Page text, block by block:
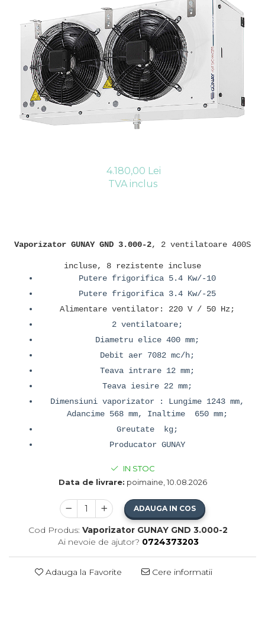
REZISTENTE SILICONICE
Uleiuri
Ventilatoare
Ventilatoare EbmPapst
Ventilatoare WEIGUANG
Ventilatoare turbina
VENTILATOARE AXIALE
Compresoare Cubigel R404a
Compresoare Jiaxipera
4.180,00 Lei
TVA inclus
Vaporizator GUNAY GND 3.000-2, 2 ventilatoare 400S
incluse, 8 rezistente incluse
Putere frigorifica 5.4 Kw/-10
Putere frigorifica 3.4 Kw/-25
Alimentare ventilator: 220 V / 50 Hz;
2 ventilatoare;
Diametru elice 400 mm;
Debit aer 7082 mc/h;
Teava intrare 12 mm;
Teava iesire 22 mm;
Dimensiuni vaporizator : Lungime 1243 mm,
Adancime 568 mm, Inaltime 650 mm;
Greutate kg;
Producator GUNAY
IN STOC
Data de livrare: poimaine, 10.08.2026
ADAUGA IN COS
Cod Produs: Vaporizator GUNAY GND 3.000-2
Ai nevoie de ajutor? 0724373203
Adauga la Favorite Cere informatii